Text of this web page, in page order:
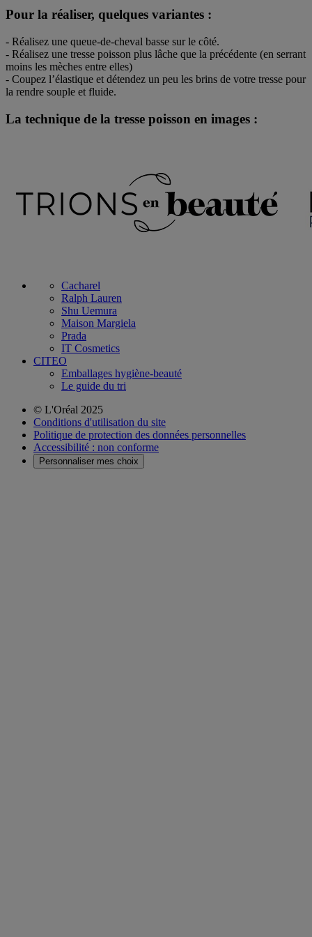
Pour la réaliser, quelques variantes :
- Réalisez une queue-de-cheval basse sur le côté.
- Réalisez une tresse poisson plus lâche que la précédente (en serrant
moins les mèches entre elles)
- Coupez l’élastique et détendez un peu les brins de votre tresse pour
la rendre souple et fluide.
La technique de la tresse poisson en images :
Cacharel
Ralph Lauren
Shu Uemura
Maison Margiela
Prada
IT Cosmetics
CITEO
Emballages hygiène-beauté
Le guide du tri
© L'Oréal 2025
Conditions d'utilisation du site
Politique de protection des données personnelles
Accessibilité : non conforme
Personnaliser mes choix